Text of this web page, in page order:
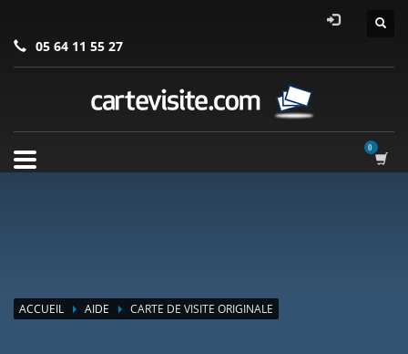
05 64 11 55 27
ACCUEIL AIDE CARTE DE VISITE ORIGINALE